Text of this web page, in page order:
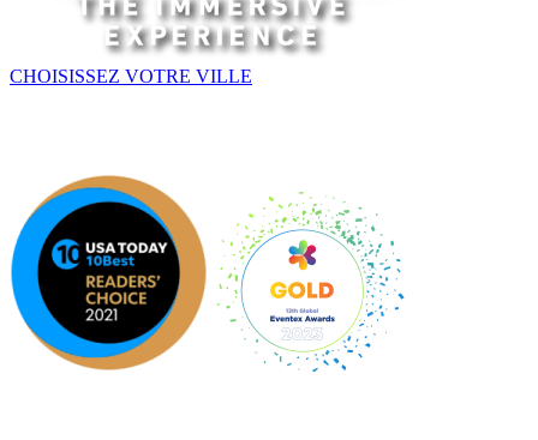
CHOISISSEZ VOTRE VILLE